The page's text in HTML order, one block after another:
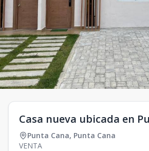
Casa nueva ubicada en
Punta Cana, Punta Cana
VENTA